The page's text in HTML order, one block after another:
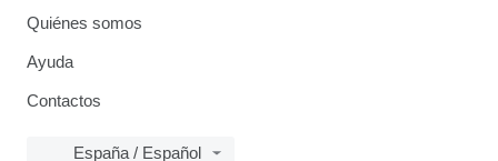
Quiénes somos
Ayuda
Contactos
España / Español